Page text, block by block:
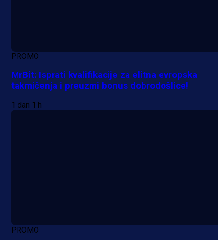
PROMO
MrBit: Isprati kvalifikacije za elitna evropska
takmičenja i preuzmi bonus dobrodošlice!
1 dan 1 h
PROMO